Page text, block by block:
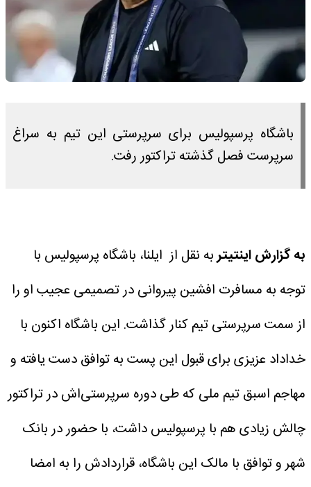
باشگاه پرسپولیس برای سرپرستی این تیم به سراغ
سرپرست فصل گذشته تراکتور رفت.
به گزارش اینتیتربه نقل از ایلنا، باشگاه پرسپولیس با
توجه به مسافرت افشین پیروانی در تصمیمی عجیب او را
از سمت سرپرستی تیم کنار گذاشت. این باشگاه اکنون با
خداداد عزیزی برای قبول این پست به توافق دست یافته و
مهاجم اسبق تیم ملی که طی دوره سرپرستی‌اش در تراکتور
چالش زیادی هم با پرسپولیس داشت، با حضور در بانک
شهر و توافق با مالک این باشگاه، قراردادش را به امضا